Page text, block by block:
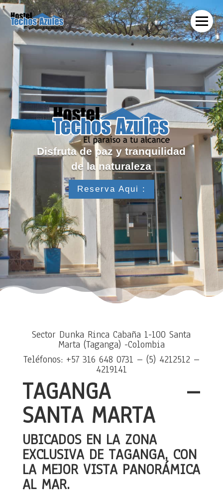
Disfruta de paz y tranquilidad
de la naturaleza
Reserva Aqui :
Sector Dunka Rinca Cabaña 1-100 Santa
Marta (Taganga) -Colombia
Teléfonos: +57 316 648 0731 – (5) 4212512 –
4219141
TAGANGA –
SANTA MARTA
UBICADOS EN LA ZONA
EXCLUSIVA DE TAGANGA, CON
LA MEJOR VISTA PANORÁMICA
AL MAR.